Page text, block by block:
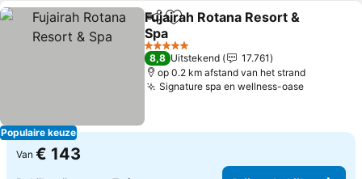
Populaire keuze
DelenToevoegen aan favorieten
Fujairah Rotana Resort &
Spa
Prijzen bekijken
5 Sterren
8,8 Uitstekend
17.761
op 0.2 km afstand van het strand
Signature spa en wellness-oasePrijzen
Van € 143